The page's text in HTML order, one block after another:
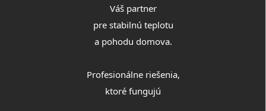
Váš partner
pre stabilnú teplotu
a pohodu domova.
Profesionálne riešenia,
ktoré fungujú